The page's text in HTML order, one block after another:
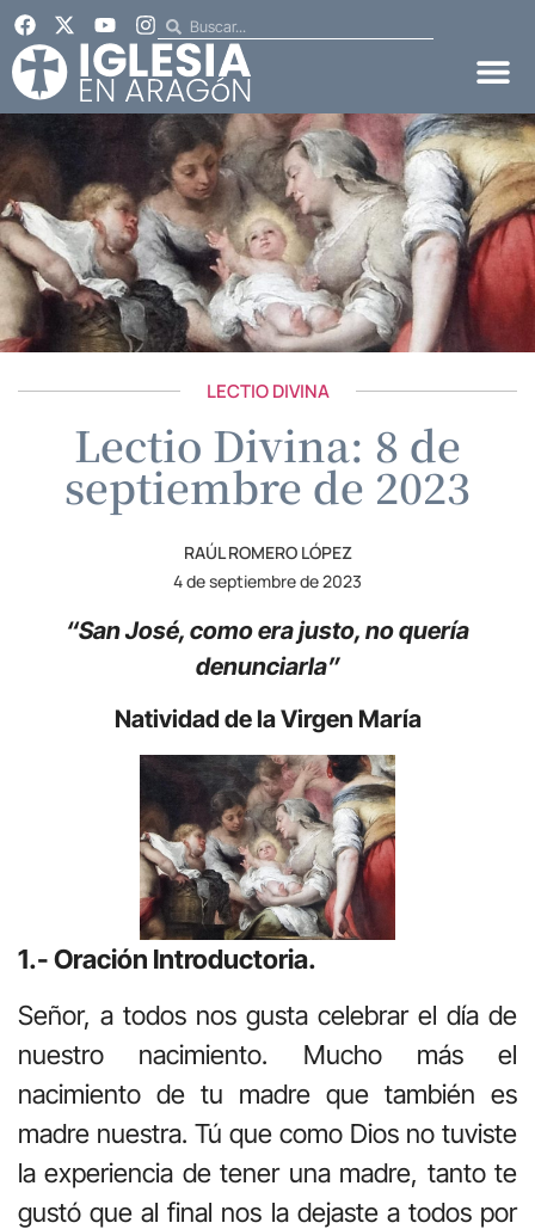
LECTIO DIVINA
Lectio Divina: 8 de
septiembre de 2023
RAÚL ROMERO LÓPEZ
4 de septiembre de 2023
“San José, como era justo, no quería
denunciarla”
Natividad de la Virgen María
1.- Oración Introductoria.
Señor, a todos nos gusta celebrar el día de
nuestro nacimiento. Mucho más el
nacimiento de tu madre que también es
madre nuestra. Tú que como Dios no tuviste
la experiencia de tener una madre, tanto te
gustó que al final nos la dejaste a todos por